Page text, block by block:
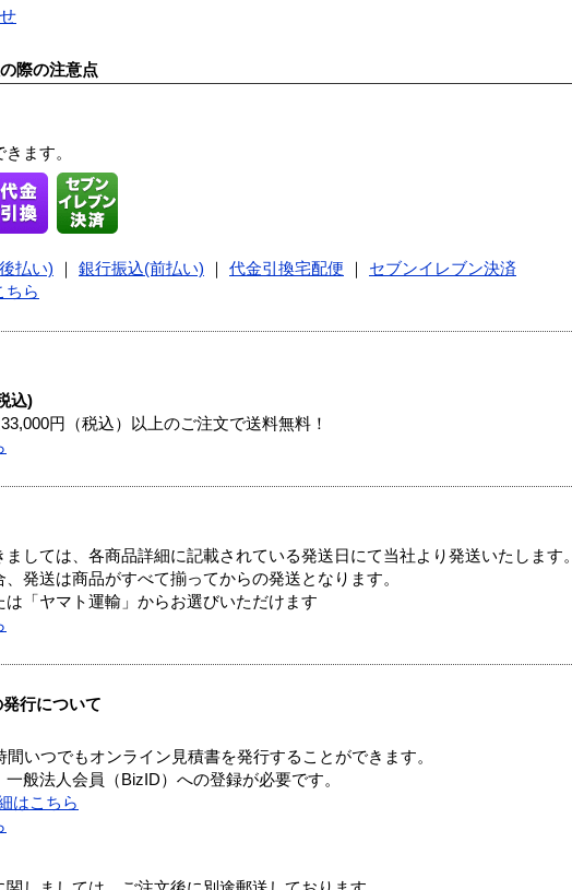
際の注意点
ます。
払い) 銀行振込(前払い) 代金引換宅配便
セブンイレブン決済
ちら
込)
円（税込）以上のご注文で送料無料！
しては、各商品詳細に記載されている発送日にて当社より発送いたします。
発送は商品がすべて揃ってからの発送となります。
「ヤマト運輸」からお選びいただけます
行について
いつでもオンライン見積書を発行することができます。
般法人会員（BizID）への登録が必要です。
はこちら